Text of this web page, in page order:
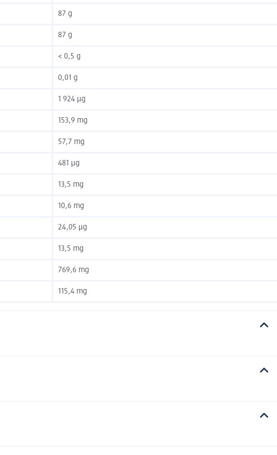
87 g
87 g
< 0,5 g
0,01 g
1 924 µg
153,9 mg
57,7 mg
481 µg
13,5 mg
10,6 mg
24,05 µg
13,5 mg
769,6 mg
115,4 mg